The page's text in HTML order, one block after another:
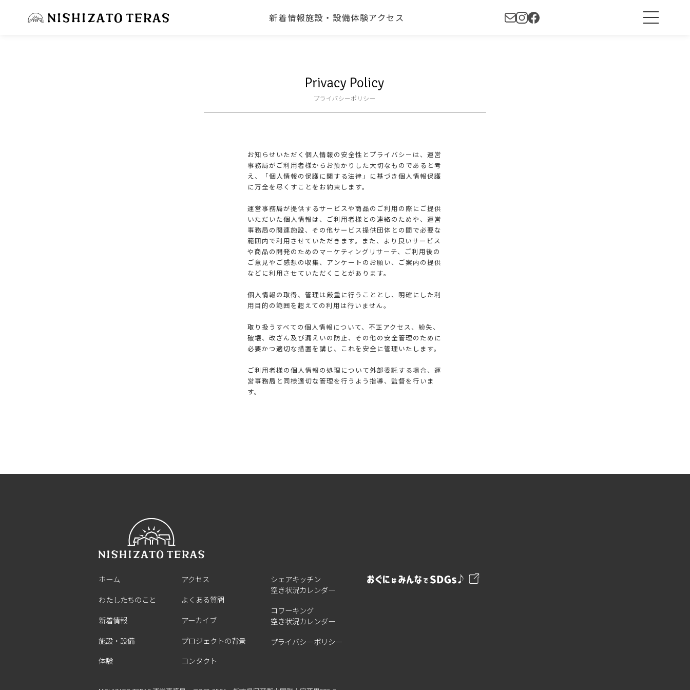
新着情報施設・設備体験アクセス
お知らせいただく個人情報の安全性とプライバシーは、運営
事務局がご利用者様からお預かりした大切なものであると考
え、「個人情報の保護に関する法律」に基づき個人情報保護
に万全を尽くすことをお約束します。
運営事務局が提供するサービスや商品のご利用の際にご提供
いただいた個人情報は、ご利用者様との連絡のためや、運営
事務局の関連施設、その他サービス提供団体との間で必要な
範囲内で利用させていただきます。また、より良いサービス
や商品の開発のためのマーケティングリサーチ、ご利用後の
ご意見やご感想の収集、アンケートのお願い、ご案内の提供
などに利用させていただくことがあります。
個人情報の取得、管理は厳重に行うこととし、明確にした利
用目的の範囲を超えての利用は行いません。
取り扱うすべての個人情報について、不正アクセス、紛失、
破壊、改ざん及び漏えいの防止、その他の安全管理のために
必要かつ適切な措置を講じ、これを安全に管理いたします。
ご利用者様の個人情報の処理について外部委託する場合、運
営事務局と同様適切な管理を行うよう指導、監督を行いま
す。
ホーム
わたしたちのこと
新着情報
施設・設備
体験
アクセス
よくある質問
アーカイブ
プロジェクトの背景
コンタクト
シェアキッチン
空き状況カレンダー
コワーキング
空き状況カレンダー
プライバシーポリシー